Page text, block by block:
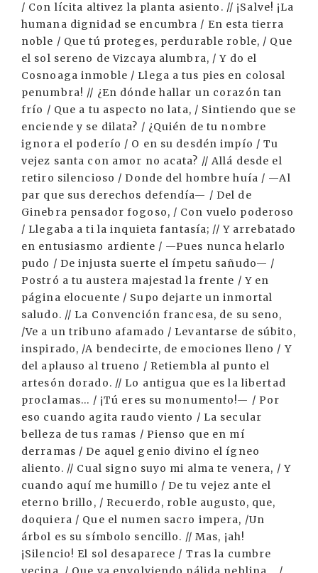
/ Con lícita altivez la planta asiento. // ¡Salve! ¡La
humana dignidad se encumbra / En esta tierra
noble / Que tú proteges, perdurable roble, / Que
el sol sereno de Vizcaya alumbra, / Y do el
Cosnoaga inmoble / Llega a tus pies en colosal
penumbra! // ¿En dónde hallar un corazón tan
frío / Que a tu aspecto no lata, / Sintiendo que se
enciende y se dilata? / ¿Quién de tu nombre
ignora el poderío / O en su desdén impío / Tu
vejez santa con amor no acata? // Allá desde el
retiro silencioso / Donde del hombre huía / —Al
par que sus derechos defendía— / Del de
Ginebra pensador fogoso, / Con vuelo poderoso
/ Llegaba a ti la inquieta fantasía; // Y arrebatado
en entusiasmo ardiente / —Pues nunca helarlo
pudo / De injusta suerte el ímpetu sañudo— /
Postró a tu austera majestad la frente / Y en
página elocuente / Supo dejarte un inmortal
saludo. // La Convención francesa, de su seno,
/Ve a un tribuno afamado / Levantarse de súbito,
inspirado, /A bendecirte, de emociones lleno / Y
del aplauso al trueno / Retiembla al punto el
artesón dorado. // Lo antigua que es la libertad
proclamas... / ¡Tú eres su monumento!— / Por
eso cuando agita raudo viento / La secular
belleza de tus ramas / Pienso que en mí
derramas / De aquel genio divino el ígneo
aliento. // Cual signo suyo mi alma te venera, / Y
cuando aquí me humillo / De tu vejez ante el
eterno brillo, / Recuerdo, roble augusto, que,
doquiera / Que el numen sacro impera, /Un
árbol es su símbolo sencillo. // Mas, ¡ah!
¡Silencio! El sol desaparece / Tras la cumbre